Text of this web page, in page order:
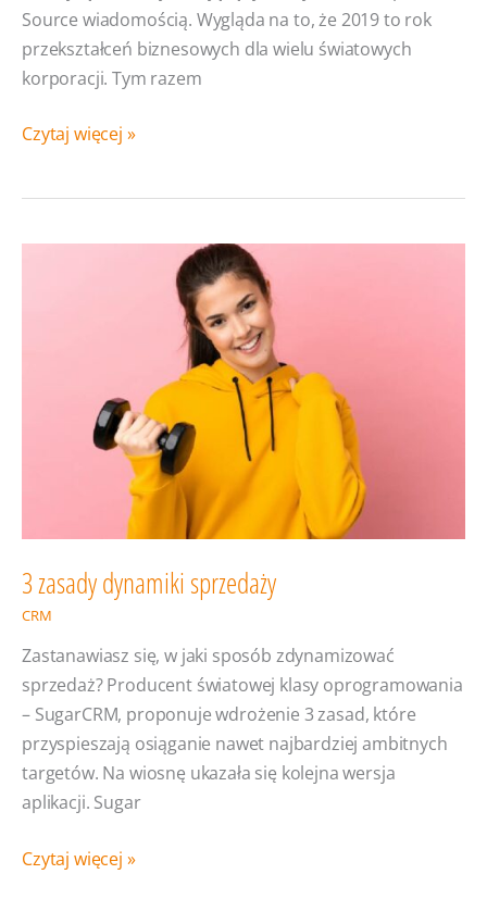
Source wiadomością. Wygląda na to, że 2019 to rok
przekształceń biznesowych dla wielu światowych
korporacji. Tym razem
Salesfusion
systemu
posiadaczy
oprogramowania
Czytaj więcej »
3 zasady dynamiki sprzedaży
CRM
Zastanawiasz się, w jaki sposób zdynamizować
sprzedaż? Producent światowej klasy oprogramowania
– SugarCRM, proponuje wdrożenie 3 zasad, które
przyspieszają osiąganie nawet najbardziej ambitnych
targetów. Na wiosnę ukazała się kolejna wersja
aplikacji. Sugar
3
Czytaj więcej »